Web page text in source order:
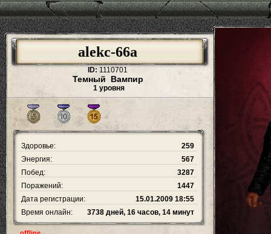
alekc-66a
ID: 1110701
Темный Вампир
1 уровня
Здоровье:
259
Энергия:
567
Побед:
3287
Поражений:
1447
Дата регистрации:
15.01.2009 18:55
Время онлайн:
3738 дней, 16 часов, 14 минут